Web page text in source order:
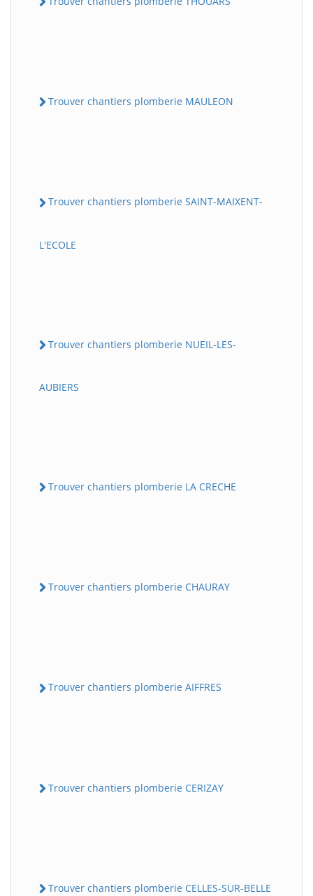
Trouver chantiers plomberie MAULEON
Trouver chantiers plomberie SAINT-MAIXENT-
L'ECOLE
Trouver chantiers plomberie NUEIL-LES-
AUBIERS
Trouver chantiers plomberie LA CRECHE
Trouver chantiers plomberie CHAURAY
Trouver chantiers plomberie AIFFRES
Trouver chantiers plomberie CERIZAY
Trouver chantiers plomberie CELLES-SUR-BELLE